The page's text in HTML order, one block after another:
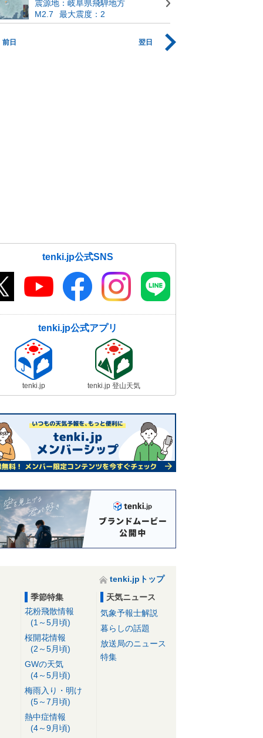
震源地：岐阜県飛騨地方
M2.7
最大震度：2
前日 翌日
tenki.jp公式SNS
tenki.jp公式アプリ
tenki.jp tenki.jp 登山天気
tenki.jpトップ
季節特集
花粉飛散情報
(1～5月頃)
桜開花情報
(2～5月頃)
GWの天気
(4～5月頃)
梅雨入り・明け
(5～7月頃)
熱中症情報
(4～9月頃)
天気ニュース
気象予報士解説
暮らしの話題
放送局のニュース
特集